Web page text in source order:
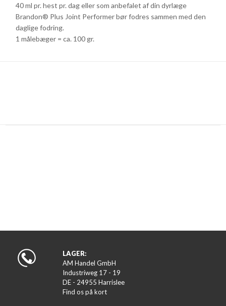
40 ml pr. hest pr. dag eller som anbefalet af din dyrlæge
Brandon® Plus Joint Performer bør fodres sammen med den
daglige fodring.
1 målebæger = ca. 100 gr.
LAGER:
AM Handel GmbH
Industriweg 17 - 19
DE - 24955 Harrislee
Find os på kort